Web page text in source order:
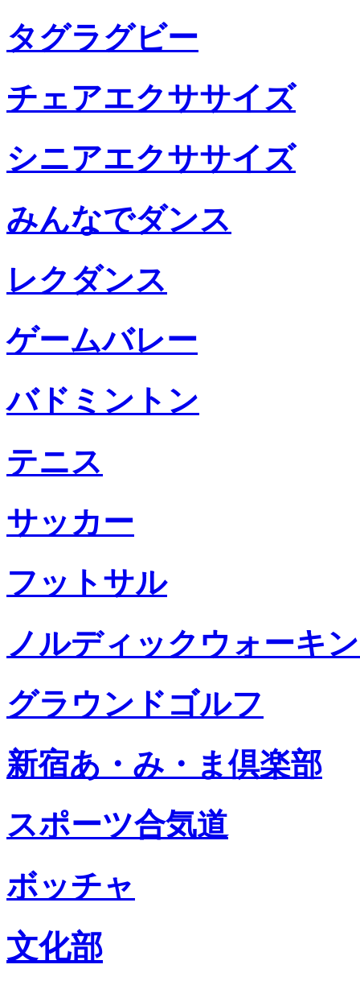
タグラグビー
チェアエクササイズ
シニアエクササイズ
みんなでダンス
レクダンス
ゲームバレー
バドミントン
テニス
サッカー
フットサル
ノルディックウォーキ
グラウンドゴルフ
新宿あ・み・ま倶楽部
スポーツ合気道
ボッチャ
文化部